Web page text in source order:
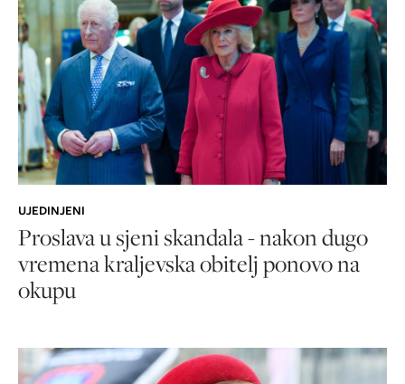
UJEDINJENI
Proslava u sjeni skandala - nakon dugo
vremena kraljevska obitelj ponovo na
okupu